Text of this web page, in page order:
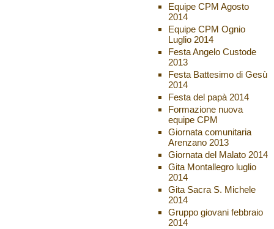
Equipe CPM Agosto
2014
Equipe CPM Ognio
Luglio 2014
Festa Angelo Custode
2013
Festa Battesimo di Gesù
2014
Festa del papà 2014
Formazione nuova
equipe CPM
Giornata comunitaria
Arenzano 2013
Giornata del Malato 2014
Gita Montallegro luglio
2014
Gita Sacra S. Michele
2014
Gruppo giovani febbraio
2014